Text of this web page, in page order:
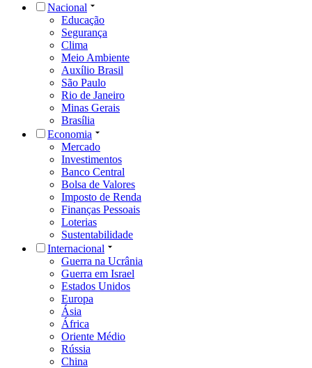
Nacional
Educação
Segurança
Clima
Meio Ambiente
Auxílio Brasil
São Paulo
Rio de Janeiro
Minas Gerais
Brasília
Economia
Mercado
Investimentos
Banco Central
Bolsa de Valores
Imposto de Renda
Finanças Pessoais
Loterias
Sustentabilidade
Internacional
Guerra na Ucrânia
Guerra em Israel
Estados Unidos
Europa
Ásia
África
Oriente Médio
Rússia
China